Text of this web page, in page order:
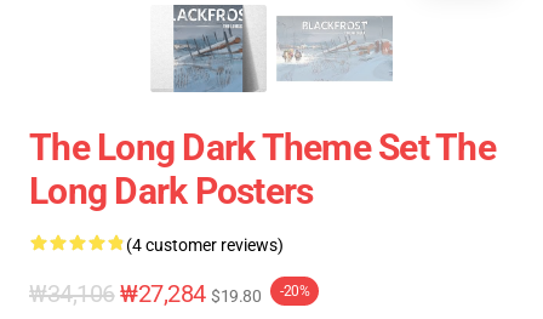
The Long Dark Theme Set The
Long Dark Posters
(4 customer reviews)
₩34,106₩27,284 $19.80 -20%